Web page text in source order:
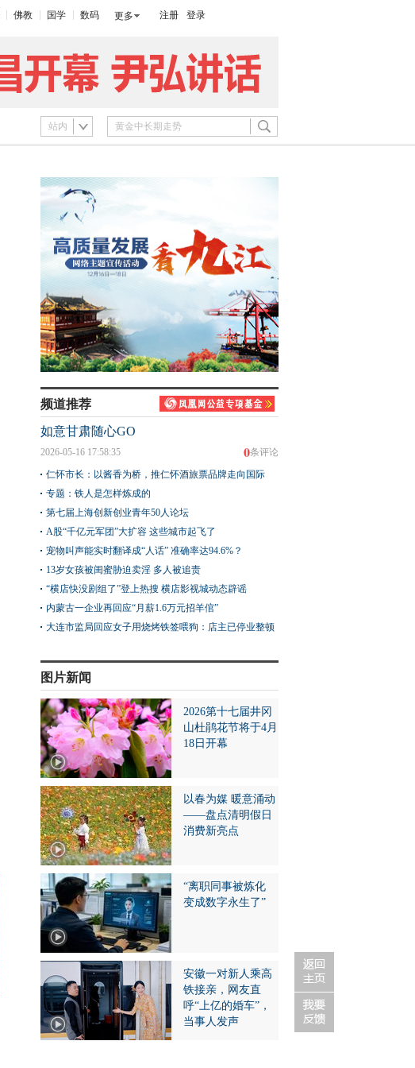
佛教 国学 数码 更多 注册 登录
站内
频道推荐
如意甘肃随心GO
0条评论
2026-05-16 17:58:35
仁怀市长：以酱香为桥，推仁怀酒旅票品牌走向国际
专题：铁人是怎样炼成的
第七届上海创新创业青年50人论坛
A股“千亿元军团”大扩容 这些城市起飞了
宠物叫声能实时翻译成“人话” 准确率达94.6%？
13岁女孩被闺蜜胁迫卖淫 多人被追责
“横店快没剧组了”登上热搜 横店影视城动态辟谣
内蒙古一企业再回应“月薪1.6万元招羊倌”
大连市监局回应女子用烧烤铁签喂狗：店主已停业整顿
图片新闻
2026第十七届井冈
山杜鹃花节将于4月
18日开幕
以春为媒 暖意涌动
——盘点清明假日
消费新亮点
“离职同事被炼化
变成数字永生了”
安徽一对新人乘高
铁接亲，网友直
呼“上亿的婚车”，
当事人发声